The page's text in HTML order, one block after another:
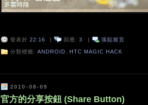
發表於 22:16 | 回應: 3 | 張貼留言
分類標籤: ANDROID HTC MAGIC HACK
2010-08-09
官方的分享按鈕 (Share Button)